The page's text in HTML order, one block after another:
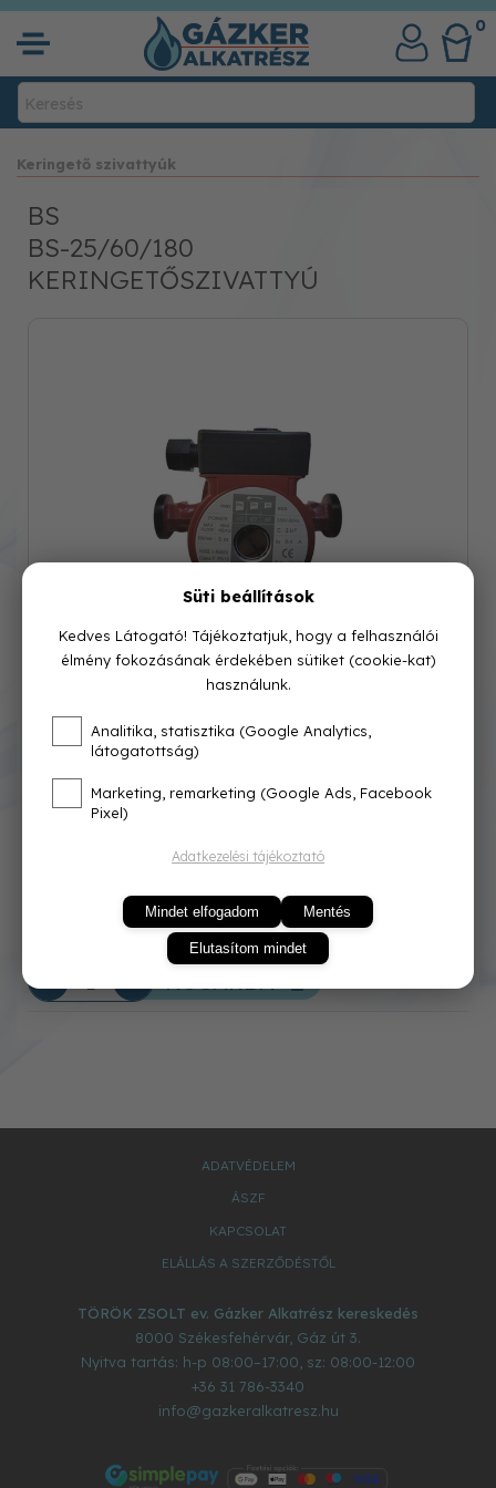
0
Keringető szivattyúk
BS
BS-25/60/180
KERINGETŐSZIVATTYÚ
Cikkszám: 207-002
Azonnal raktárról
30 001 Ft
KOSÁRBA
ADATVÉDELEM
ÁSZF
KAPCSOLAT
ELÁLLÁS A SZERZŐDÉSTŐL
TÖRÖK ZSOLT ev. Gázker Alkatrész kereskedés
8000 Székesfehérvár, Gáz út 3.
Nyitva tartás: h-p 08:00–17:00, sz: 08:00-12:00
+36 31 786-3340
info@gazkeralkatresz.hu
Süti beállítások
Kedves Látogató! Tájékoztatjuk, hogy a felhasználói
élmény fokozásának érdekében sütiket (cookie-kat)
használunk.
Analitika, statisztika (Google Analytics,
látogatottság)
Marketing, remarketing (Google Ads, Facebook
Pixel)
Adatkezelési tájékoztató
Mindet elfogadom Mentés
Elutasítom mindet